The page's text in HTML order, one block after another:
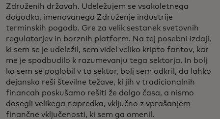
Združenih državah. Udeležujem se vsakoletnega
dogodka, imenovanega Združenje industrije
terminskih pogodb. Gre za velik sestanek svetovnih
regulatorjev in borznih platform. Na tej posebni izdaji,
ki sem se je udeležil, sem videl veliko kripto fantov, kar
me je spodbudilo k razumevanju tega sektorja. In bolj
ko sem se poglobil v ta sektor, bolj sem odkril, da lahko
dejansko reši številne težave, ki jih v tradicionalnih
financah poskušamo rešiti že dolgo časa, a nismo
dosegli velikega napredka, vključno z vprašanjem
finančne vključenosti, ki sem ga omenil.